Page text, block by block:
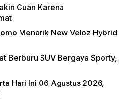
Cuan Karena
Menarik New Veloz Hybrid
Berburu SUV Bergaya Sporty,
Hari Ini 06 Agustus 2026,